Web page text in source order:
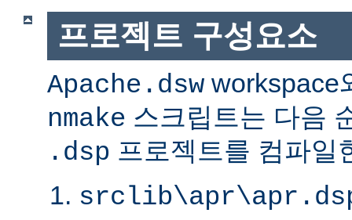
프로젝트 구성요소
Apache.dsw workspace
nmake 스크립트는 다음
.dsp 프로젝트를 컴파일